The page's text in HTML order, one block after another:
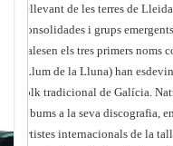
rellevant de les terres de
consolidades i grups
palesen els tres primers
(Llum de la Lluna) han
folk tradicional de Galícia.
àlbums a la seva discografia,
artistes internacionals de la